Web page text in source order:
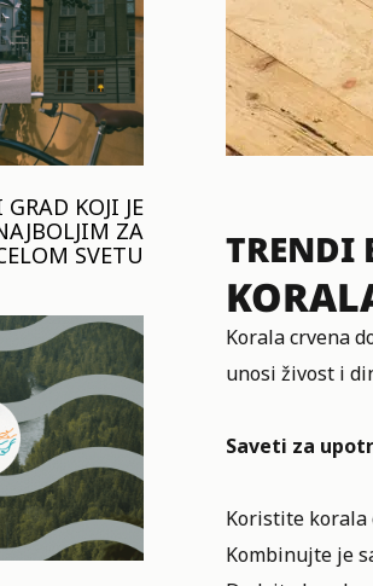
GRAD KOJI JE
ZA
SVETU
TRENDI
Korala crvena
unosi živost i
Saveti za
Koristite korala
Kombinujte je